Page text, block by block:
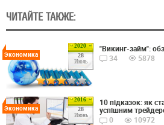
ЧИТАЙТЕ ТАКЖЕ:
2020
28
Июль
Экономика
"Викинг-займ":
34
5878
2016
28
Июнь
Экономика
10 підказок: як
успішним
0
10972